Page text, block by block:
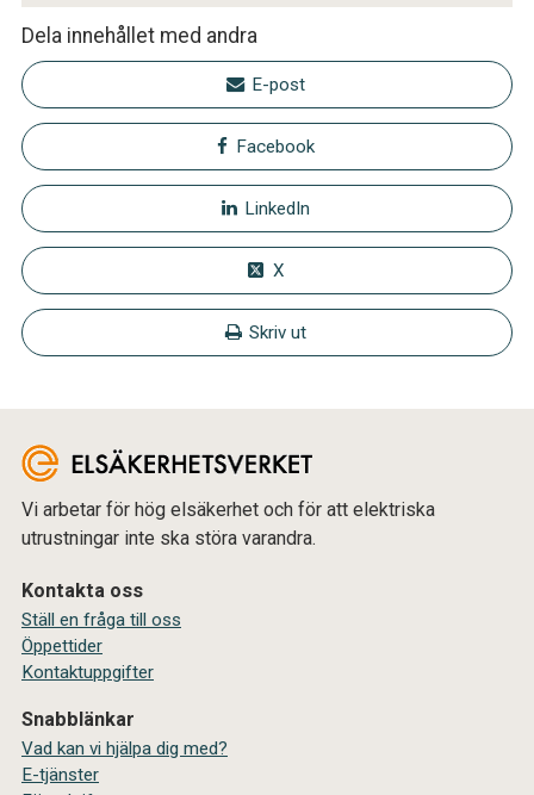
Dela innehållet med andra
E-post
Facebook
LinkedIn
X
Skriv ut
Vi arbetar för hög elsäkerhet och för att elektriska
utrustningar inte ska störa varandra.
Kontakta oss
Ställ en fråga till oss
Öppettider
Kontaktuppgifter
Snabblänkar
Vad kan vi hjälpa dig med?
E-tjänster